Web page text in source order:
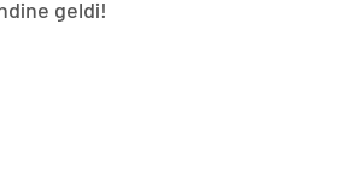
geldi!